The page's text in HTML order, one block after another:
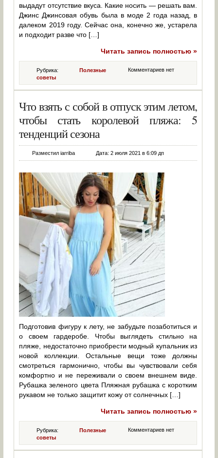
выдадут отсутствие вкуса. Какие носить — решать вам.
Джинс Джинсовая обувь была в моде 2 года назад, в
далеком 2019 году. Сейчас она, конечно же, устарела
и подходит разве что […]
Читать запись полностью »
Комментариев нет
Рубрика:Полезные
советы
Что взять с собой в отпуск этим летом,
чтобы стать королевой пляжа: 5
тенденций сезона
Разместил iarriba Дата: 2 июля 2021 в 6:09 дп
Подготовив фигуру к лету, не забудьте позаботиться и
о своем гардеробе. Чтобы выглядеть стильно на
пляже, недостаточно приобрести модный купальник из
новой коллекции. Остальные вещи тоже должны
смотреться гармонично, чтобы вы чувствовали себя
комфортно и не переживали о своем внешнем виде.
Рубашка зеленого цвета Пляжная рубашка с коротким
рукавом не только защитит кожу от солнечных […]
Читать запись полностью »
Комментариев нет
Рубрика:Полезные
советы